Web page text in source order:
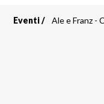
Eventi Ale e Franz -